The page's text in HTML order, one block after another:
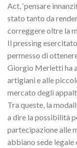
Act, ‘pensare
stato tanto da
correggere oltre la
Il pressing
permesso di
Giorgio Merletti ha
artigiani e alle
mercato degli
Tra queste, la
a dire la possibilità
partecipazione alle
abbiano sede